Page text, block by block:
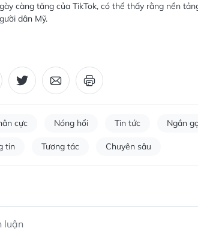
càng tăng của TikTok, có thể thấy rằng nền
dân Mỹ.
cực Nóng hổi Tin tức Ngắn
tin Tương tác Chuyên sâu